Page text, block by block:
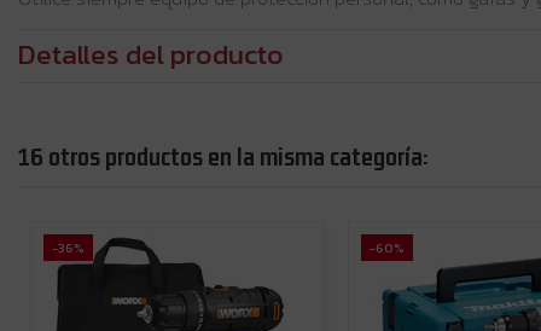
Detalles del producto
16 otros productos en la misma categoría:
-36% -60%